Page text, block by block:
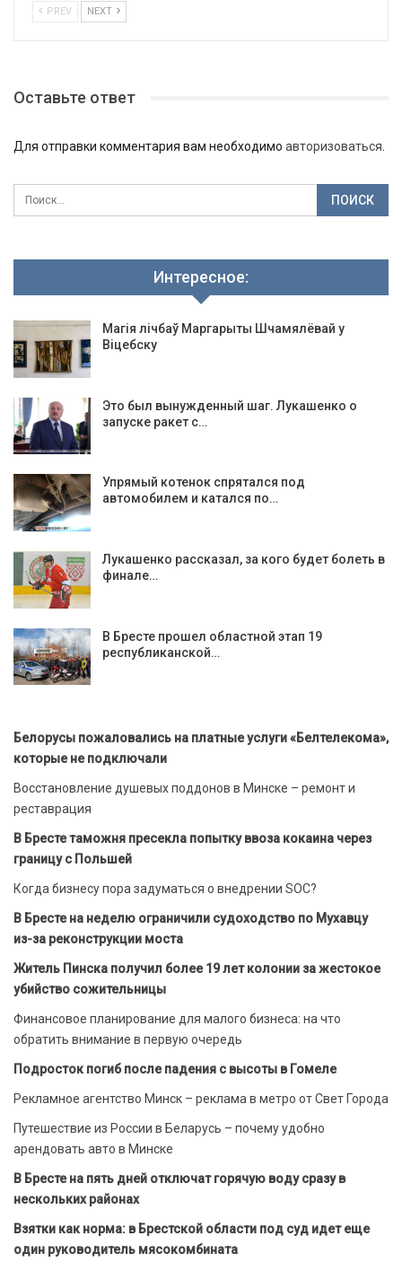
PREV NEXT
Оставьте ответ
Для отправки комментария вам необходимо авторизоваться.
Интересное:
Магія лічбаў Маргарыты Шчамялёвай у
Віцебску
Это был вынужденный шаг. Лукашенко о
запуске ракет с…
Упрямый котенок спрятался под
автомобилем и катался по…
Лукашенко рассказал, за кого будет болеть в
финале…
В Бресте прошел областной этап 19
республиканской…
Белорусы пожаловались на платные услуги «Белтелекома»,
которые не подключали
Восстановление душевых поддонов в Минске – ремонт и
реставрация
В Бресте таможня пресекла попытку ввоза кокаина через
границу с Польшей
Когда бизнесу пора задуматься о внедрении SOC?
В Бресте на неделю ограничили судоходство по Мухавцу
из-за реконструкции моста
Житель Пинска получил более 19 лет колонии за жестокое
убийство сожительницы
Финансовое планирование для малого бизнеса: на что
обратить внимание в первую очередь
Подросток погиб после падения с высоты в Гомеле
Рекламное агентство Минск – реклама в метро от Свет Города
Путешествие из России в Беларусь – почему удобно
арендовать авто в Минске
В Бресте на пять дней отключат горячую воду сразу в
нескольких районах
Взятки как норма: в Брестской области под суд идет еще
один руководитель мясокомбината